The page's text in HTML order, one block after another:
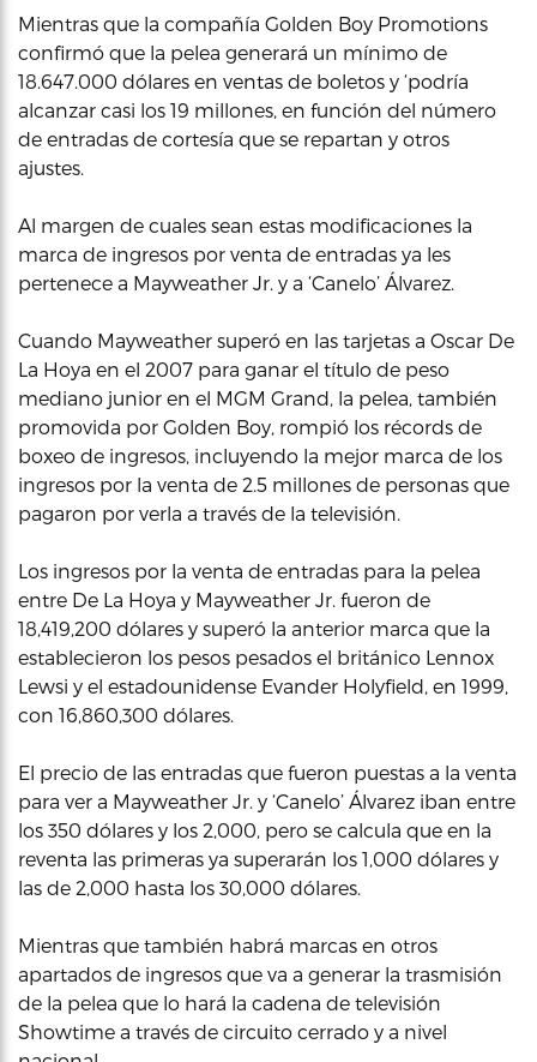
Mientras que la compañía Golden Boy Promotions
confirmó que la pelea generará un mínimo de
18.647.000 dólares en ventas de boletos y ‘podría
alcanzar casi los 19 millones, en función del número
de entradas de cortesía que se repartan y otros
ajustes.
Al margen de cuales sean estas modificaciones la
marca de ingresos por venta de entradas ya les
pertenece a Mayweather Jr. y a ‘Canelo’ Álvarez.
Cuando Mayweather superó en las tarjetas a Oscar De
La Hoya en el 2007 para ganar el título de peso
mediano junior en el MGM Grand, la pelea, también
promovida por Golden Boy, rompió los récords de
boxeo de ingresos, incluyendo la mejor marca de los
ingresos por la venta de 2.5 millones de personas que
pagaron por verla a través de la televisión.
Los ingresos por la venta de entradas para la pelea
entre De La Hoya y Mayweather Jr. fueron de
18,419,200 dólares y superó la anterior marca que la
establecieron los pesos pesados el británico Lennox
Lewsi y el estadounidense Evander Holyfield, en 1999,
con 16,860,300 dólares.
El precio de las entradas que fueron puestas a la venta
para ver a Mayweather Jr. y ‘Canelo’ Álvarez iban entre
los 350 dólares y los 2,000, pero se calcula que en la
reventa las primeras ya superarán los 1,000 dólares y
las de 2,000 hasta los 30,000 dólares.
Mientras que también habrá marcas en otros
apartados de ingresos que va a generar la trasmisión
de la pelea que lo hará la cadena de televisión
Showtime a través de circuito cerrado y a nivel